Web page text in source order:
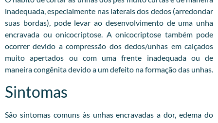
inadequada, especialmente nas laterais dos dedos (arredondar
suas bordas), pode levar ao desenvolvimento de uma unha
encravada ou onicocriptose. A onicocriptose também pode
ocorrer devido a compressão dos dedos/unhas em calçados
muito apertados ou com uma frente inadequada ou de
maneira congênita devido a um defeito na formação das unhas.
Sintomas
São sintomas comuns às unhas encravadas a dor, edema do